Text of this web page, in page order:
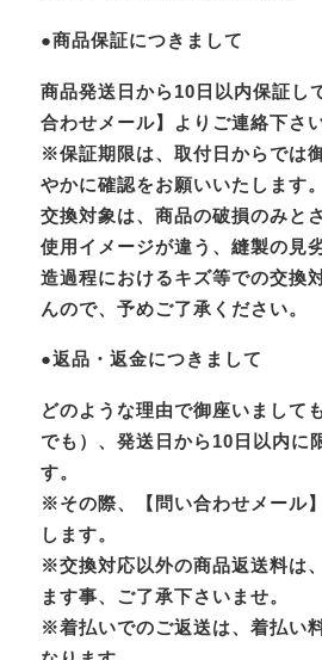
●商品保証につきまして
商品発送日から10日以内保証し
合わせメール】よりご連絡下さい
※保証期限は、取付日からでは
やかに確認をお願いいたします。
交換対象は、商品の破損のみと
使用イメージが違う、縫製の見
造過程におけるキズ等での交換
んので、予めご了承ください。
●返品・返金につきまして
どのような理由で御座いまして
でも）、発送日から10日以内に
す。
※その際、【問い合わせメール
します。
※交換対応以外の商品返送料は
ます事、ご了承下さいませ。
※着払いでのご返送は、着払い